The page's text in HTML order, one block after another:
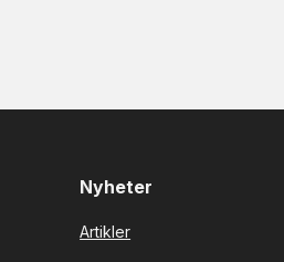
Nyheter
Artikler